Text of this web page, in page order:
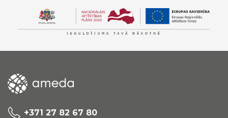
+371 27 82 67 80